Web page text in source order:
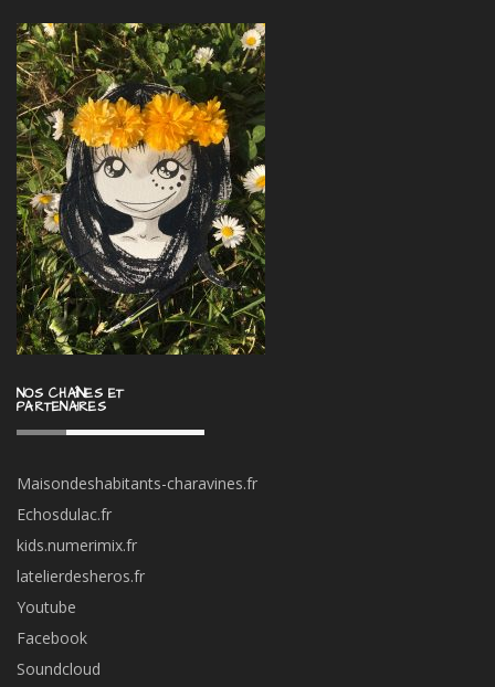
NOS CHAÎNES ET
PARTENAIRES
Maisondeshabitants-charavines.fr
Echosdulac.fr
kids.numerimix.fr
latelierdesheros.fr
Youtube
Facebook
Soundcloud